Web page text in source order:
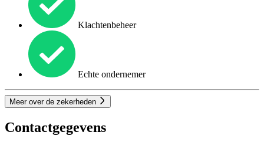
Klachtenbeheer
Echte ondernemer
Meer over de zekerheden
Contactgegevens